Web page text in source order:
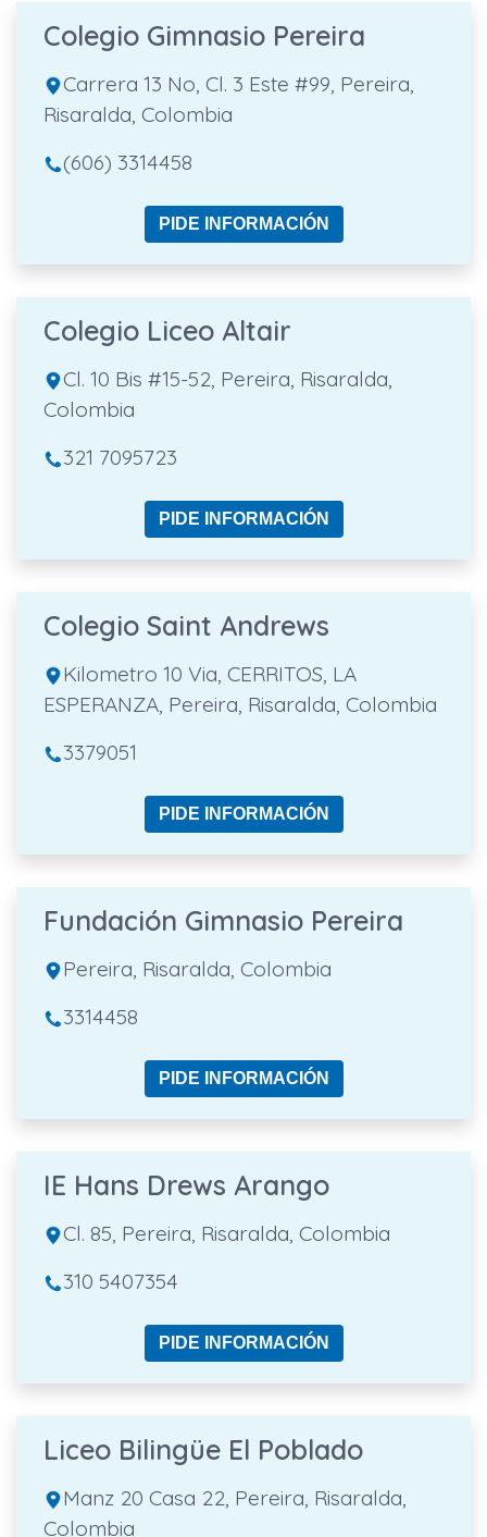
Colegio Gimnasio Pereira
Carrera 13 No, Cl. 3 Este #99, Pereira,
Risaralda, Colombia
(606) 3314458
PIDE INFORMACIÓN
Colegio Liceo Altair
Cl. 10 Bis #15-52, Pereira, Risaralda,
Colombia
321 7095723
PIDE INFORMACIÓN
Colegio Saint Andrews
Kilometro 10 Via, CERRITOS, LA
ESPERANZA, Pereira, Risaralda, Colombia
3379051
PIDE INFORMACIÓN
Fundación Gimnasio Pereira
Pereira, Risaralda, Colombia
3314458
PIDE INFORMACIÓN
IE Hans Drews Arango
Cl. 85, Pereira, Risaralda, Colombia
310 5407354
PIDE INFORMACIÓN
Liceo Bilingüe El Poblado
Manz 20 Casa 22, Pereira, Risaralda,
Colombia